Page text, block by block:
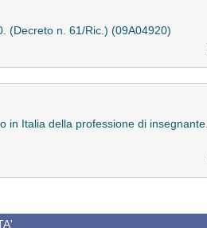
(Decreto n. 61/Ric.) (09A04920)
in Italia della professione di insegnante.